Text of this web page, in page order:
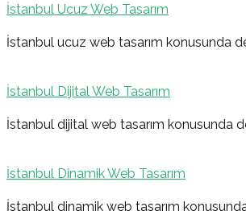
İstanbul Ucuz Web Tasarım
İstanbul ucuz web tasarım konusunda
İstanbul Dijital Web Tasarım
İstanbul dijital web tasarım konusunda
İstanbul Dinamik Web Tasarım
İstanbul dinamik web tasarım